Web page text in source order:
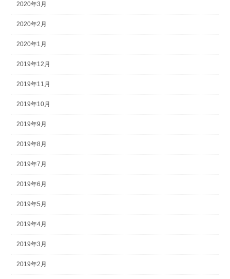
2020年3月
2020年2月
2020年1月
2019年12月
2019年11月
2019年10月
2019年9月
2019年8月
2019年7月
2019年6月
2019年5月
2019年4月
2019年3月
2019年2月